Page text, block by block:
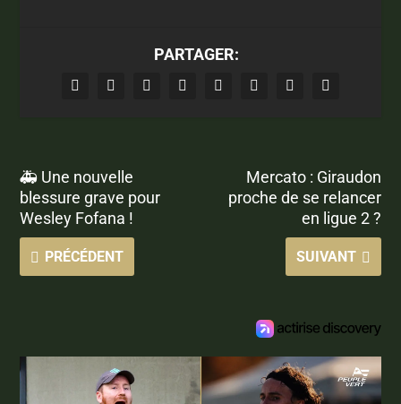
PARTAGER:
🚑 Une nouvelle
blessure grave pour
Wesley Fofana !
PRÉCÉDENT
Mercato : Giraudon
proche de se relancer
en ligue 2 ?
SUIVANT